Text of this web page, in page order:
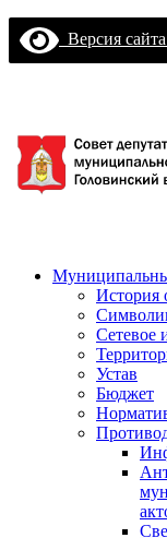
Версия
История
Сетевое
Устав
Бюджет